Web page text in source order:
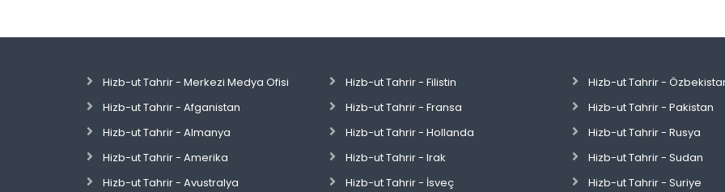
Hizb-ut Tahrir - Merkezi Medya Ofisi
Hizb-ut Tahrir - Afganistan
Hizb-ut Tahrir - Almanya
Hizb-ut Tahrir - Amerika
Hizb-ut Tahrir - Avustralya
Hizb-ut Tahrir - Filistin
Hizb-ut Tahrir - Fransa
Hizb-ut Tahrir - Hollanda
Hizb-ut Tahrir - Irak
Hizb-ut Tahrir - İsveç
Hizb-ut Tahrir -
Hizb-ut Tahrir - Pakistan
Hizb-ut Tahrir - Rusya
Hizb-ut Tahrir - Sudan
Hizb-ut Tahrir - Suriye